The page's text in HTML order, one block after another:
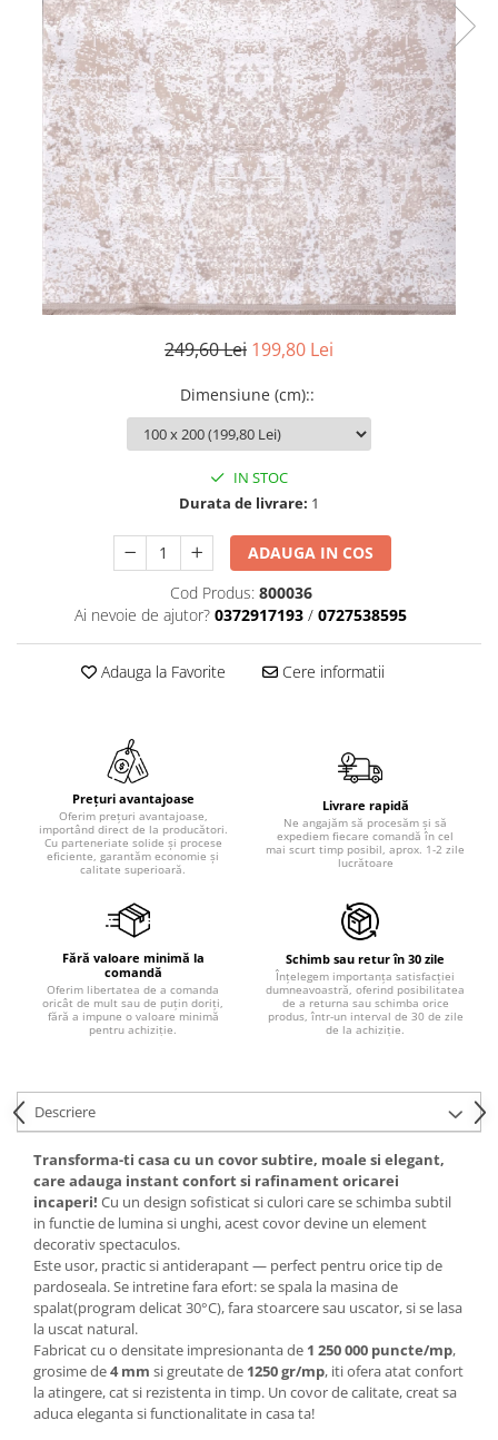
249,60 Lei 199,80 Lei
Dimensiune (cm)::
IN STOC
Durata de livrare: 1
ADAUGA IN COS
Cod Produs: 800036
Ai nevoie de ajutor? 0372917193 / 0727538595
Adauga la Favorite Cere informatii
Prețuri avantajoase
Oferim prețuri avantajoase,
importând direct de la producători.
Cu parteneriate solide și procese
eficiente, garantăm economie și
calitate superioară.
Livrare rapidă
Ne angajăm să procesăm și să
expediem fiecare comandă în cel
mai scurt timp posibil, aprox. 1-2 zile
lucrătoare
Fără valoare minimă la
comandă
Oferim libertatea de a comanda
oricât de mult sau de puțin doriți,
fără a impune o valoare minimă
pentru achiziție.
Schimb sau retur în 30 zile
Înțelegem importanța satisfacției
dumneavoastră, oferind posibilitatea
de a returna sau schimba orice
produs, într-un interval de 30 de zile
de la achiziție.
Descriere
Transforma-ti casa cu un covor subtire, moale si elegant,
care adauga instant confort si rafinament oricarei
incaperi! Cu un design sofisticat si culori care se schimba subtil
in functie de lumina si unghi, acest covor devine un element
decorativ spectaculos.
Este usor, practic si antiderapant — perfect pentru orice tip de
pardoseala. Se intretine fara efort: se spala la masina de
spalat(program delicat 30°C), fara stoarcere sau uscator, si se lasa
la uscat natural.
Fabricat cu o densitate impresionanta de 1 250 000 puncte/mp,
grosime de4 mm si greutate de 1250 gr/mp, iti ofera atat confort
la atingere, cat si rezistenta in timp. Un covor de calitate, creat sa
aduca eleganta si functionalitate in casa ta!